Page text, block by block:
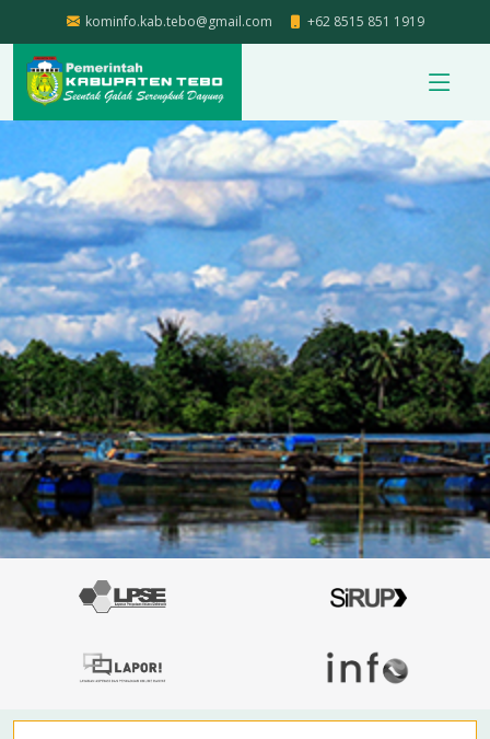
kominfo.kab.tebo@gmail.com +62 8515 851 1919